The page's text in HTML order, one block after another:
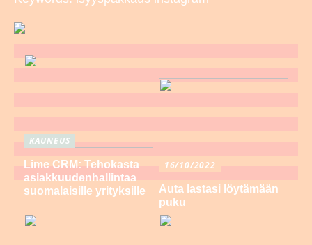
KAUNEUS
Lime CRM: Tehokasta
asiakkuudenhallintaa
suomalaisille yrityksille
16/10/2022
Auta lastasi löytämään
puku